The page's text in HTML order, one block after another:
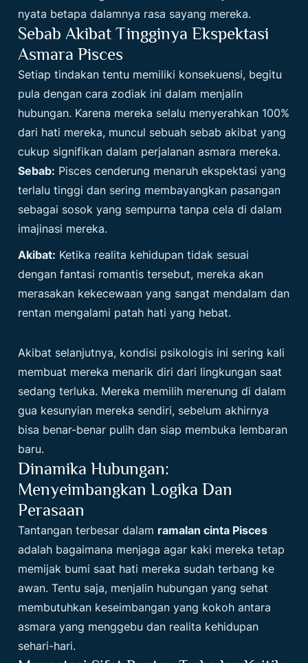
nyata betapa dalamnya rasa sayang mereka.
Sebab Akibat Tingginya Ekspektasi
Asmara Pisces
Setiap tindakan tentu memiliki konsekuensi, begitu
pula dengan cara zodiak ini dalam menjalin
hubungan. Karena mereka selalu menyerahkan 100%
dari hati mereka, muncul sebuah sebab akibat yang
cukup signifikan dalam perjalanan asmara mereka.
Sebab: Pisces cenderung menaruh ekspektasi yang
terlalu tinggi dan sering membayangkan pasangan
sebagai sosok yang sempurna tanpa cela di dalam
imajinasi mereka.
Akibat: Ketika realita kehidupan tidak sesuai
dengan fantasi romantis tersebut, mereka akan
merasakan kekecewaan yang sangat mendalam dan
rentan mengalami patah hati yang hebat.
Akibat selanjutnya, kondisi psikologis ini sering kali
membuat mereka menarik diri dari lingkungan saat
sedang terluka. Mereka memilih merenung di dalam
gua kesunyian mereka sendiri, sebelum akhirnya
bisa benar-benar pulih dan siap membuka lembaran
baru.
Dinamika Hubungan:
Menyeimbangkan Logika Dan
Perasaan
Tantangan terbesar dalam ramalan cinta Pisces
adalah bagaimana menjaga agar kaki mereka tetap
memijak bumi saat hati mereka sudah terbang ke
awan. Tentu saja, menjalin hubungan yang sehat
membutuhkan keseimbangan yang kokoh antara
asmara yang menggebu dan realita kehidupan
sehari-hari.